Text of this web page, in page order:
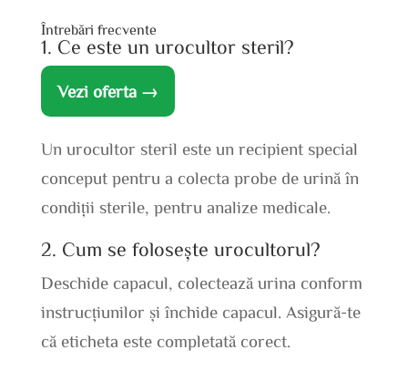
Întrebări frecvente
1. Ce este un urocultor steril?
Vezi oferta →
Un urocultor steril este un recipient special
conceput pentru a colecta probe de urină în
condiții sterile, pentru analize medicale.
2. Cum se folosește urocultorul?
Deschide capacul, colectează urina conform
instrucțiunilor și închide capacul. Asigură-te
că eticheta este completată corect.